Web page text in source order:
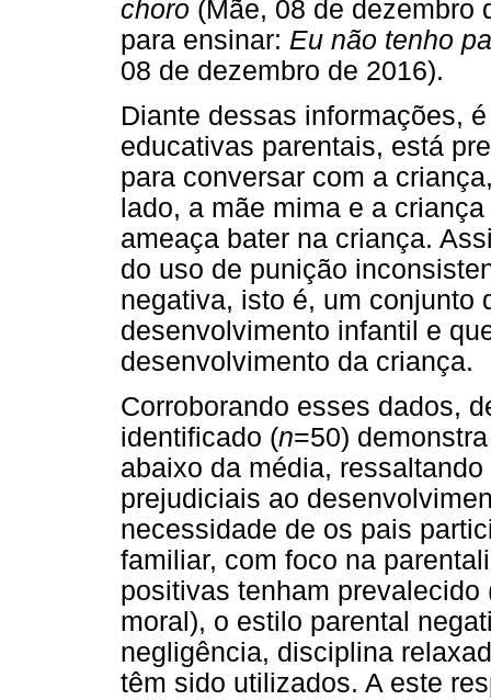
choro (Mãe, 08 de dezembro
para ensinar: Eu não tenho
08 de dezembro de 2016).
Diante dessas informações,
educativas parentais, está
para conversar com a
lado, a mãe mima e a
ameaça bater na criança.
do uso de punição
negativa, isto é, um conjunto
desenvolvimento infantil e
desenvolvimento da criança.
Corroborando esses dados,
identificado (n=50)
abaixo da média,
prejudiciais ao
necessidade de os pais
familiar, com foco na
positivas tenham
moral), o estilo parental
negligência, disciplina
têm sido utilizados. A este